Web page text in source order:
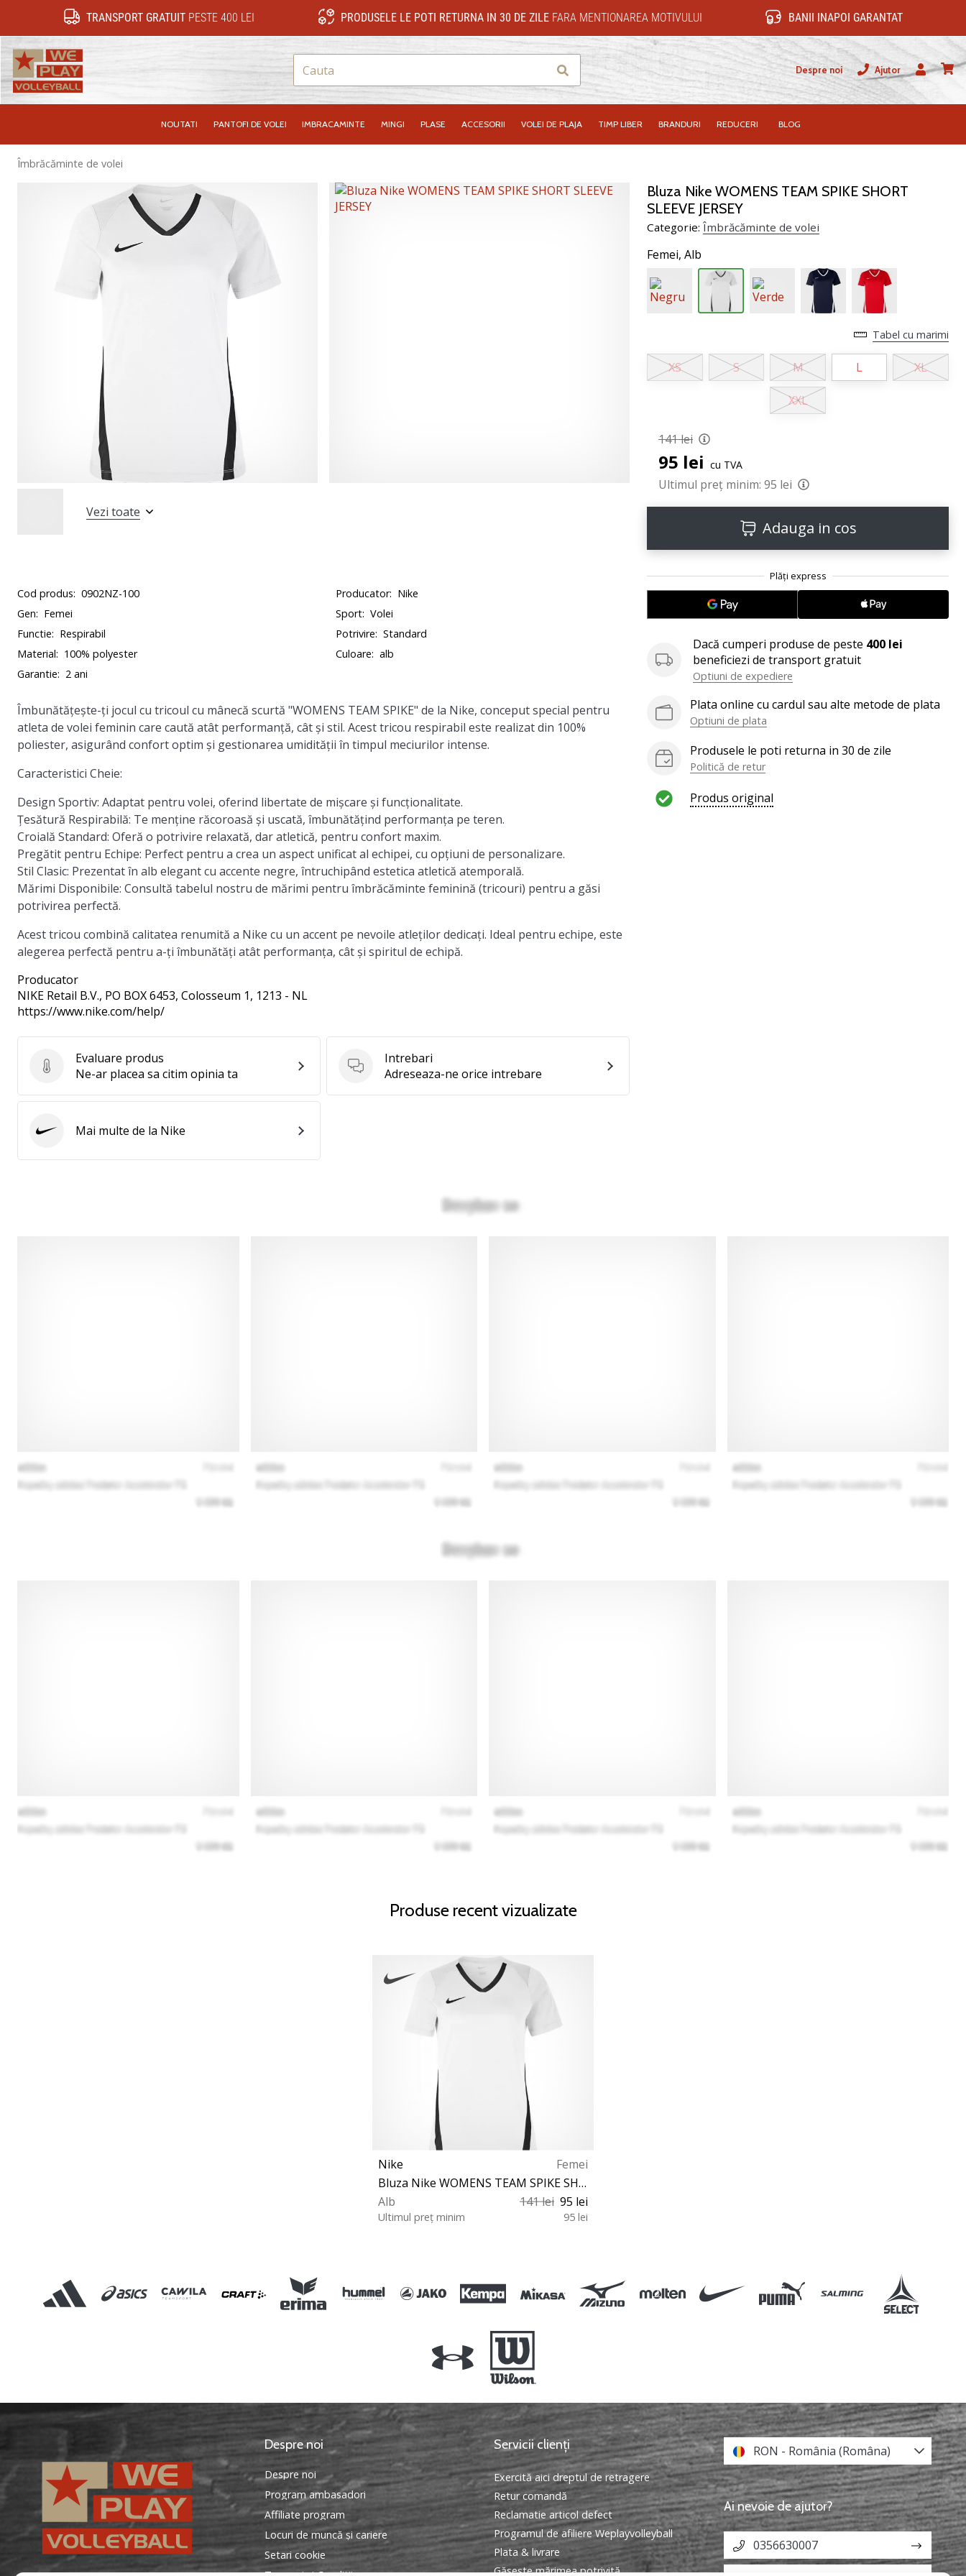
TRANSPORT GRATUITPESTE 400 LEI PRODUSELE LE POTI RETURNA IN 30 DE ZILEFARA MENTIONAREA MOTIVULUI BANII INAPOI GARANTAT
Cauta Despre noi
Ajutor
Utilizator
NOUTATI PANTOFI DE VOLEI IMBRACAMINTE MINGI PLASE ACCESORII VOLEI DE PLAJA TIMP LIBER BRANDURI REDUCERI BLOG
Îmbrăcăminte de volei
Bluza Nike WOMENS TEAM SPIKE SHORT
SLEEVE JERSEY
Categorie: Îmbrăcăminte de volei
Femei, Alb
Tabel cu marimi
XS S M L XL
XXL
141 lei
95 lei cu TVA
Ultimul preț minim: 95 lei
Adauga in cos
Dacă cumperi produse de peste 400 lei
beneficiezi de transport gratuit
Optiuni de expediere
Plata online cu cardul sau alte metode de plata
Optiuni de plata
Produsele le poti returna in 30 de zile
Politică de retur
Produs original
Vezi toate
Cod produs: 0902NZ-100 Producator: Nike
Gen: Femei Sport: Volei
Functie: Respirabil Potrivire: Standard
Material: 100% polyester Culoare: alb
Garantie: 2 ani
Îmbunătățește-ți jocul cu tricoul cu mânecă scurtă "WOMENS TEAM SPIKE" de la Nike, conceput special pentru
atleta de volei feminin care caută atât performanță, cât și stil. Acest tricou respirabil este realizat din 100%
poliester, asigurând confort optim și gestionarea umidității în timpul meciurilor intense.
Caracteristici Cheie:
Design Sportiv: Adaptat pentru volei, oferind libertate de mișcare și funcționalitate.
Țesătură Respirabilă: Te menține răcoroasă și uscată, îmbunătățind performanța pe teren.
Croială Standard: Oferă o potrivire relaxată, dar atletică, pentru confort maxim.
Pregătit pentru Echipe: Perfect pentru a crea un aspect unificat al echipei, cu opțiuni de personalizare.
Stil Clasic: Prezentat în alb elegant cu accente negre, întruchipând estetica atletică atemporală.
Mărimi Disponibile: Consultă tabelul nostru de mărimi pentru îmbrăcăminte feminină (tricouri) pentru a găsi
potrivirea perfectă.
Acest tricou combină calitatea renumită a Nike cu un accent pe nevoile atleților dedicați. Ideal pentru echipe, este
alegerea perfectă pentru a-ți îmbunătăți atât performanța, cât și spiritul de echipă.
Producator
NIKE Retail B.V., PO BOX 6453, Colosseum 1, 1213 - NL
https://www.nike.com/help/
Evaluare produs
Evaluare produs
Ne-ar placea sa citim opinia ta
Intrebari
Intrebari
Adreseaza-ne orice intrebare
Nike Mai multe de la Nike
Produse recent vizualizate
Nike
Femei
Bluza Nike WOMENS TEAM SPIKE SHORT SLEEVE JERSEY
Alb
141 lei 95 lei
Ultimul preț minim 95 lei
Despre noi
Despre noi
Program ambasadori
Affiliate program
Locuri de muncă și cariere
Setari cookie
Servicii clienți
Exercită aici dreptul de retragere
Retur comandă
Reclamatie articol defect
Programul de afiliere Weplayvolleyball
Plata & livrare
Găseşte mărimea potrivită
RON - România (Româna)
Ai nevoie de ajutor?
0356630007